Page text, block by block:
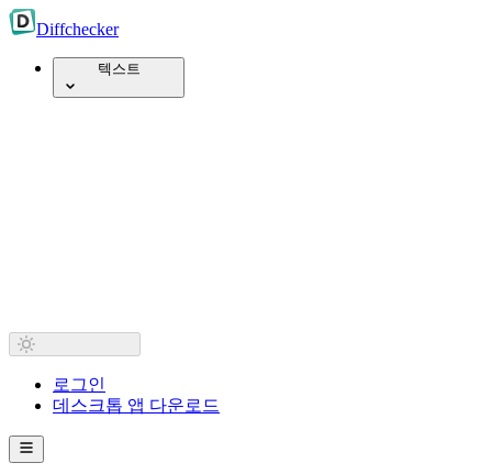
Diffchecker
텍스트
로그인
데스크톱 앱 다운로드